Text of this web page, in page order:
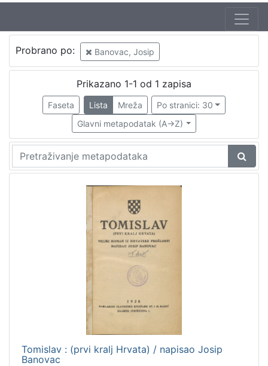
Probrano po: Banovac, Josip
Prikazano 1-1 od 1 zapisa
Faseta Lista Mreža
Po stranici: 30
Glavni metapodatak (A->Z)
Tomislav : (prvi kralj Hrvata) / napisao Josip
Banovac